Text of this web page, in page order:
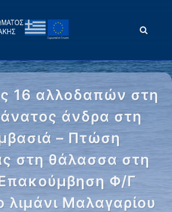
16 αλλοδαπών στη
άνδρα στη
– Πτώση
στη θάλασσα στη
Φ/Γ
λιμάνι Μαλαγαρίου